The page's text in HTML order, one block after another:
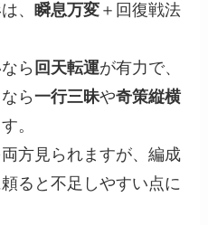
、 瞬息万変 ＋回復戦法
ら 回天転運が有力で、
ら一行三昧や奇策縦横
。
方見られますが、編成
ると不足しやすい点に